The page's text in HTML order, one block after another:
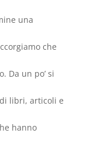
una
che
Da un po’ si
libri, articoli e
hanno